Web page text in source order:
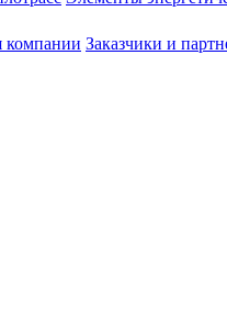
компании Заказчики и